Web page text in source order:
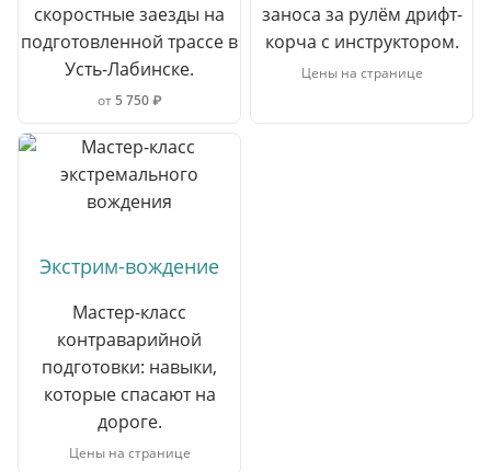
скоростные заезды на
подготовленной трассе в
Усть-Лабинске.
от5 750 ₽
заноса за рулём дрифт-
корча с инструктором.
Цены на странице
Экстрим-вождение
Мастер-класс
контраварийной
подготовки: навыки,
которые спасают на
дороге.
Цены на странице